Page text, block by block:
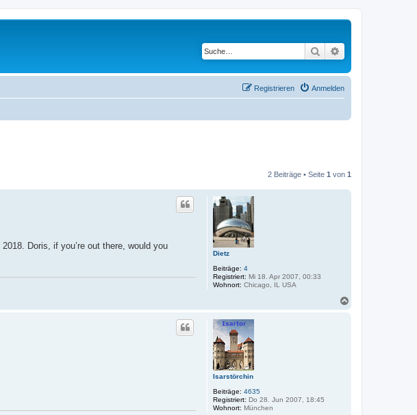
Suche
Anmelden
Registrieren
2 Beiträge • Seite 1 von 1
Dietz
Beiträge: 4
Registriert: Mi 18. Apr 2007, 00:33
Wohnort: Chicago, IL USA
Doris, if you’re out there, would you
Isarstörchin
Beiträge: 4635
Registriert: Do 28. Jun 2007, 18:45
Wohnort: München